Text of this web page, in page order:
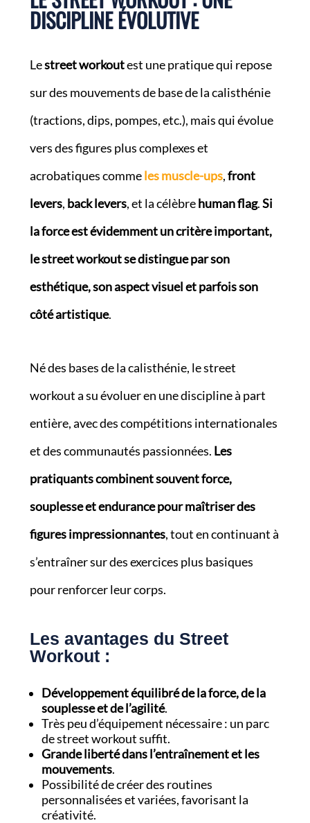
DISCIPLINE ÉVOLUTIVE
Lestreet workoutest une pratique qui repose
sur des mouvements de base de la calisthénie
(tractions, dips, pompes, etc.), mais qui évolue
vers des figures plus complexes et
acrobatiques commeles muscle-ups,front
levers, back levers, et la célèbrehuman flag.Si
la force est évidemment un critère important,
le street workout se distingue par son
esthétique, son aspect visuel et parfois son
côté artistique.
Né des bases de la calisthénie, le street
workout a su évoluer en une discipline à part
entière, avec des compétitions internationales
et des communautés passionnées. Les
pratiquants combinent souvent force,
souplesse et endurance pour maîtriser des
figures impressionnantes, tout en continuant à
s’entraîner sur des exercices plus basiques
pour renforcer leur corps.
Les avantages du Street
Workout :
Développement équilibré de la force, de la
souplesse et de l’agilité.
Très peu d’équipement nécessaire : un parc
de street workout suffit.
Grande liberté dans l’entraînement et les
mouvements.
Possibilité de créer des routines
personnalisées et variées, favorisant la
créativité.